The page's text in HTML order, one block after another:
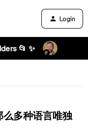
Login
📂 ✨
么多种语言唯独